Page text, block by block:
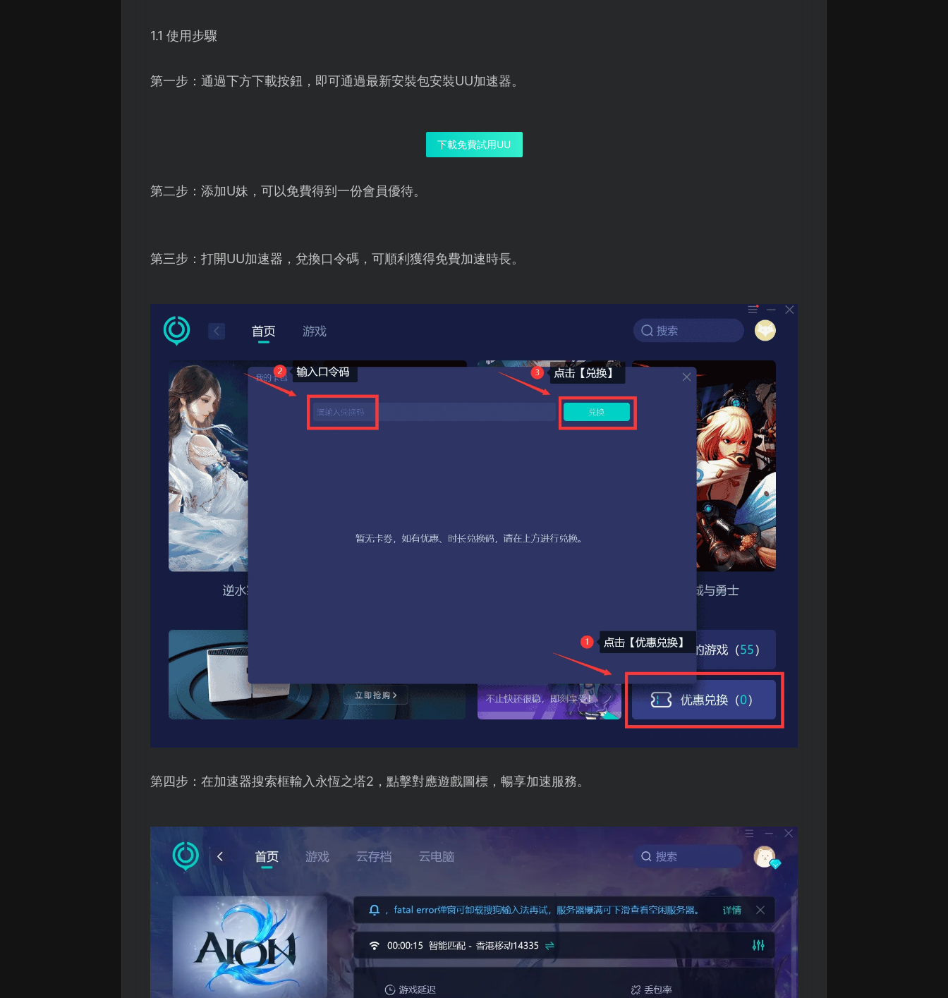
1.1 使用步驟
第一步：通過下方下載按鈕，即可通過最新安裝包安裝UU加速器。
下載免費試用UU
第二步：添加U妹，可以免費得到一份會員優待。
第三步：打開UU加速器，兌換口令碼，可順利獲得免費加速時長。
第四步：在加速器搜索框輸入永恆之塔2，點擊對應遊戲圖標，暢享加速服務。